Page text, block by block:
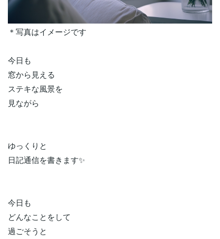
＊写真はイメージです
今日も
窓から見える
ステキな風景を
見ながら
ゆっくりと
日記通信を書きます✨
今日も
どんなことをして
過ごそうと